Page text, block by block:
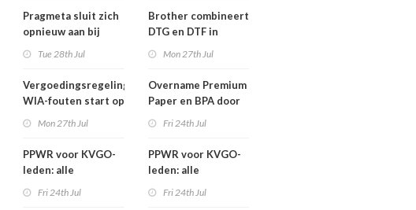
Pragmeta sluit zich
opnieuw aan bij
Tue 28th Jul
Vergoedingsregeling
WIA-fouten start op
Mon 27th Jul
PPWR voor KVGO-
leden: alle
Fri 24th Jul
sign en display
Brother combineert
DTG en DTF in
Mon 27th Jul
Overname Premium
Paper en BPA door
Fri 24th Jul
PPWR voor KVGO-
leden: alle
Fri 24th Jul